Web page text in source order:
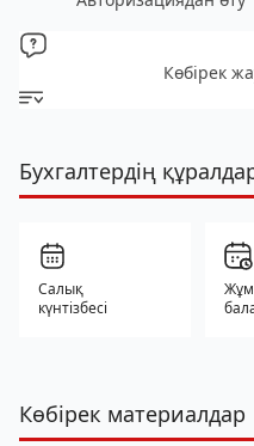
Көбірек
Бухгалтердің
Салық
күнтізбесі
Көбірек материалдар